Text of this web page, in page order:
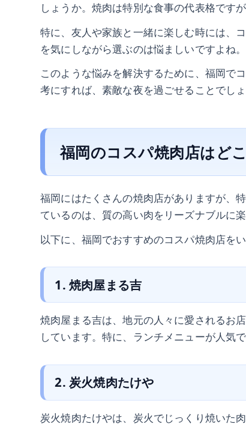
しょうか。焼肉は特別な食事の代表格です
特に、友人や家族と一緒に楽しむ時には、
を気にしながら選ぶのは悩ましいですよね。
このような悩みを解決するために、福岡で
考にすれば、素敵な夜を過ごせることでしょ
福岡のコスパ焼肉店はど
福岡にはたくさんの焼肉店がありますが、
ているのは、質の高い肉をリーズナブルに
以下に、福岡でおすすめのコスパ焼肉店を
1. 焼肉屋まる吉
焼肉屋まる吉は、地元の人々に愛されるお
しています。特に、ランチメニューが人気
2. 炭火焼肉たけや
炭火焼肉たけやは、炭火でじっくり焼いた